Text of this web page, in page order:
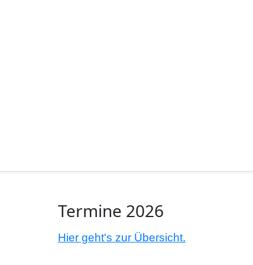
Termine 2026
Hier geht's zur Übersicht.